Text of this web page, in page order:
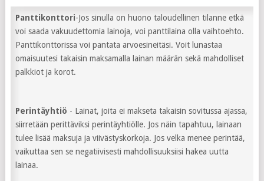
Panttikonttori-Jos sinulla on huono taloudellinen tilanne etkä
voi saada vakuudettomia lainoja, voi panttilaina olla vaihtoehto.
Panttikonttorissa voi pantata arvoesineitäsi. Voit lunastaa
omaisuutesi takaisin maksamalla lainan määrän sekä mahdolliset
palkkiot ja korot.
Perintäyhtiö - Lainat, joita ei makseta takaisin sovitussa ajassa,
siirretään perittäviksi perintäyhtiölle. Jos näin tapahtuu, lainaan
tulee lisää maksuja ja viivästyskorkoja. Jos velka menee perintää,
vaikuttaa sen se negatiivisesti mahdollisuuksiisi hakea uutta
lainaa.